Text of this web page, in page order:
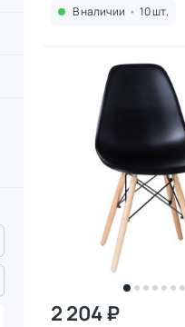
В наличии • 10 шт.
2 204 ₽